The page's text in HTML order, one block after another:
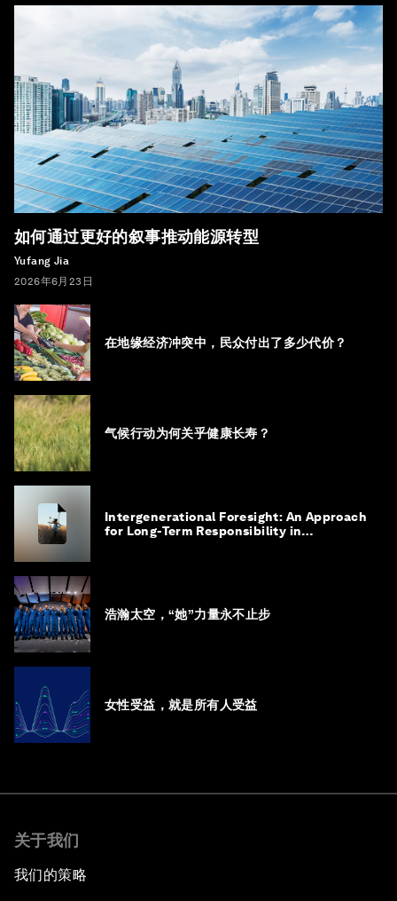
如何通过更好的叙事推动能源转型
Yufang Jia
2026年6月23日
在地缘经济冲突中，民众付出了多少代价？
气候行动为何关乎健康长寿？
Intergenerational Foresight: An Approach
for Long-Term Responsibility in
浩瀚太空，“她”力量永不止步
女性受益，就是所有人受益
关于我们
我们的策略